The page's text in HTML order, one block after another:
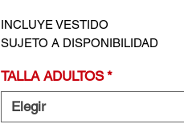
INCLUYE VESTIDO
SUJETO A DISPONIBILIDAD
TALLA ADULTOS *
Elegir